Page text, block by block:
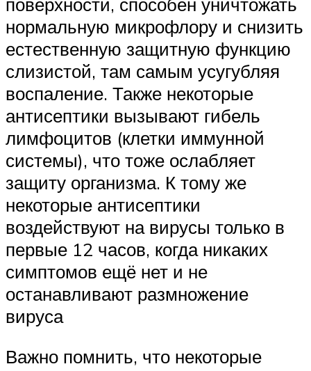
нормальную микрофлору и снизить
естественную защитную функцию
слизистой, там самым усугубляя
воспаление. Также некоторые
антисептики вызывают гибель
лимфоцитов (клетки иммунной
системы), что тоже ослабляет
защиту организма. К тому же
некоторые антисептики
воздействуют на вирусы только в
первые 12 часов, когда никаких
симптомов ещё нет и не
останавливают размножение
вируса
Важно помнить, что некоторые